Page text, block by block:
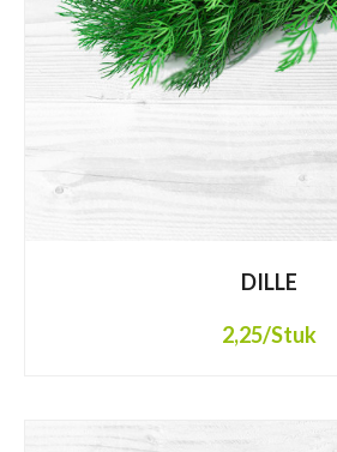
DILLE
2,25/Stuk